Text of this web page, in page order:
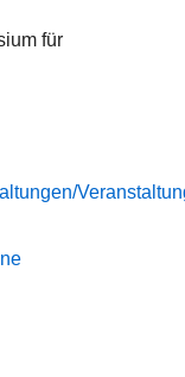
für